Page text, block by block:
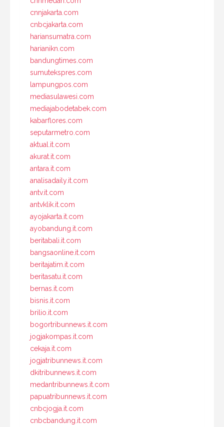
cnnjakarta.com
cnbcjakarta.com
hariansumatra.com
harianikn.com
bandungtimes.com
sumutekspres.com
lampungpos.com
mediasulawesi.com
mediajabodetabek.com
kabarflores.com
seputarmetro.com
aktual.it.com
akurat.it.com
antara.it.com
analisadaily.it.com
antv.it.com
antvklik.it.com
ayojakarta.it.com
ayobandung.it.com
beritabali.it.com
bangsaonline.it.com
beritajatim.it.com
beritasatu.it.com
bernas.it.com
bisnis.it.com
brilio.it.com
bogortribunnews.it.com
jogjakompas.it.com
cekaja.it.com
jogjatribunnews.it.com
dkitribunnews.it.com
medantribunnews.it.com
papuatribunnews.it.com
cnbcjogja.it.com
cnbcbandung.it.com